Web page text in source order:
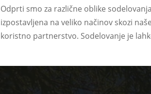
Odprti smo za različne oblike
izpostavljena na veliko načinov skozi
koristno partnerstvo. Sodelovanje je